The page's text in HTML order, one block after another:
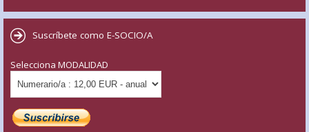
Suscríbete como E-SOCIO/A
Selecciona MODALIDAD